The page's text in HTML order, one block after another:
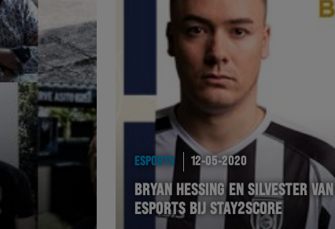
ESPORTS 12-05-2020
BRYAN HESSING EN SILVESTER
ESPORTS BIJ STAY2SCORE